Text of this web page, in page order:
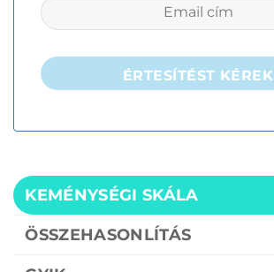
ÉRTESÍTÉST KÉREK
KEMÉNYSÉGI SKÁLA
ÖSSZEHASONLÍTÁS